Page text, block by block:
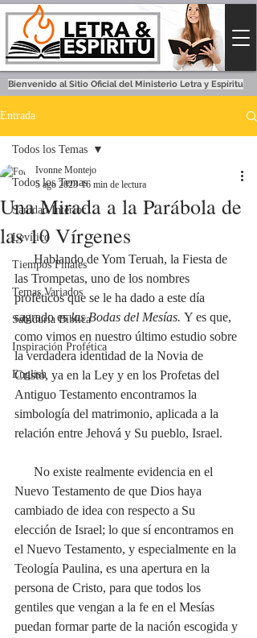
Bienvenido al Sitio Oficial del Ministerio Letra y Espíritu
Entrada
Todos los Temas
Sanidad Interior
Levítico
Tiempos Finales
Temas Variados
Sabiduría Bíblica
Inspiración Profética
English
Todos los Temas
Una Mirada a la Parábola de
las 10 Vírgenes
Ivonne Montejo
5 ago 2023 16 min de lectura
      Hablando de Yom Teruah, la Fiesta de
las Trompetas, uno de los nombres
proféticos que se le ha dado a este día
sagrado es las Bodas del Mesías. Y es que,
como vimos en nuestro último estudio sobre
la verdadera identidad de la Novia de
Cristo, ya en la Ley y en los Profetas del
Antiguo Testamento encontramos la
simbología del matrimonio, aplicada a la
relación entre Jehová y Su pueblo, Israel.
Nuevo Testamento de que Dios haya
cambiado de idea con respecto a Su
elección de Israel; lo que sí encontramos en
el Nuevo Testamento, y especialmente en la
Teología Paulina, es una apertura en la
persona de Cristo, para que todos los
gentiles que vengan a la fe en el Mesías
puedan formar parte de la nación escogida y